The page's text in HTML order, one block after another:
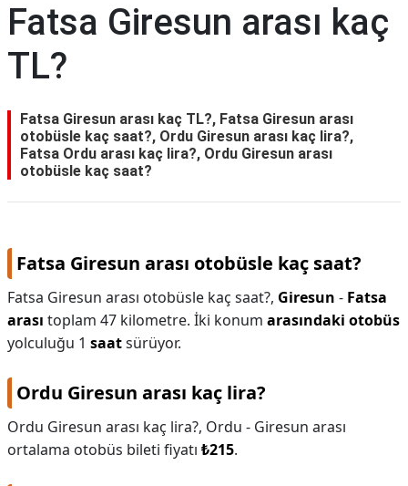
Fatsa Giresun arası kaç
TL?
Fatsa Giresun arası kaç TL?, Fatsa Giresun arası
otobüsle kaç saat?, Ordu Giresun arası kaç lira?,
Fatsa Ordu arası kaç lira?, Ordu Giresun arası
otobüsle kaç saat?
Fatsa Giresun arası otobüsle kaç saat?
Fatsa Giresun arası otobüsle kaç saat?, Giresun - Fatsa
arası toplam 47 kilometre. İki konum arasındaki otobüs
yolculuğu 1 saatsürüyor.
Ordu Giresun arası kaç lira?
Ordu Giresun arası kaç lira?, Ordu - Giresun arası
ortalama otobüs bileti fiyatı ₺215.